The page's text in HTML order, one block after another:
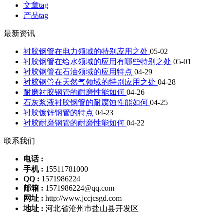
文章tag
产品tag
最新资讯
衬胶钢管在电力领域的特别应用之处 05-02
衬胶钢管在给水领域的应用有哪些特别之处 05-01
衬胶钢管在石油领域的应用特点 04-29
衬胶钢管在天然气领域的特别应用之处 04-28
耐磨衬胶钢管的耐磨性能如何 04-26
石灰浆液衬胶钢管的耐腐蚀性能如何 04-25
衬胶镀锌钢管的特点 04-23
衬胶耐磨钢管的耐磨性能如何 04-22
联系我们
电话 :
手机 : 15511781000
QQ : 1571986224
邮箱 : 1571986224@qq.com
网址 : http://www.jccjcsgd.com
地址 : 河北省沧州市盐山县开发区